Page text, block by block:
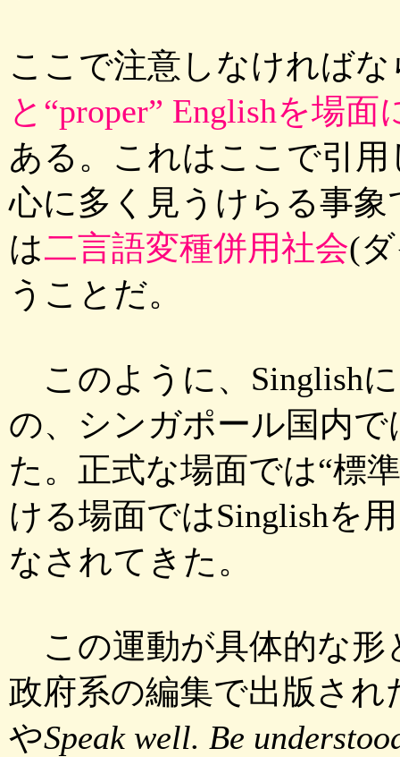
ここで注意しなければ
と“proper” Englishを場
ある。これはここで引
心に多く見うけらる事
は二言語変種併用社会(
うことだ。
このように、Singlish
の、シンガポール国内
た。正式な場面では“標
ける場面ではSinglishを
なされてきた。
この運動が具体的な形
政府系の編集で出版さ
やSpeak well. Be